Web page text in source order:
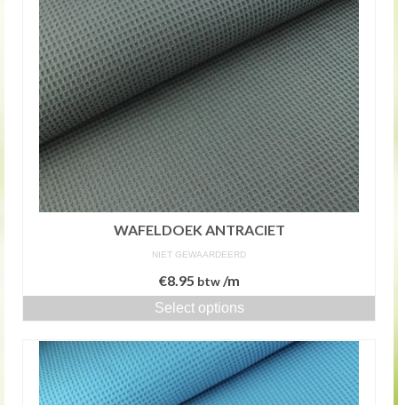
WAFELDOEK ANTRACIET
NIET GEWAARDEERD
€8.95 btw/m
Select options